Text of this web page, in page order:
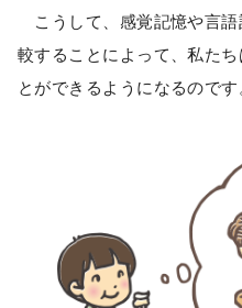
こうして、感覚記憶や言語
較することによって、私た
とができるようになるのです